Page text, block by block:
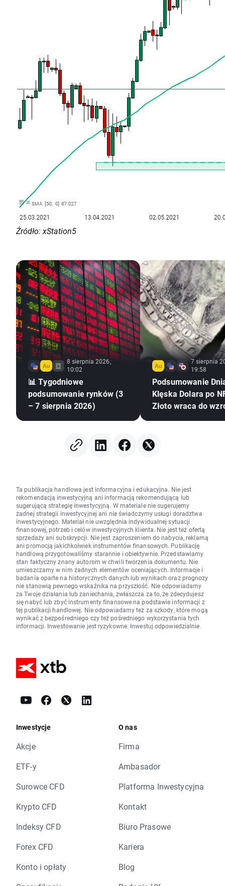
Źródło: xStation5
8 sierpnia 2026,
10:02
📊 Tygodniowe
podsumowanie rynków (3
– 7 sierpnia 2026)
7 sierpnia
19:58
Podsumowanie
Klęska Dolara po
Złoto wraca do
Ta publikacja handlowa jest informacyjna i edukacyjna. Nie jest
rekomendacją inwestycyjną ani informacją rekomendującą lub
sugerującą strategię inwestycyjną. W materiale nie sugerujemy
żadnej strategii inwestycyjnej ani nie świadczymy usługi doradztwa
inwestycyjnego. Materiał nie uwzględnia indywidualnej sytuacji
finansowej, potrzeb i celów inwestycyjnych klienta. Nie jest też ofertą
sprzedaży ani subskrypcji. Nie jest zaproszeniem do nabycia, reklamą
ani promocją jakichkolwiek instrumentów finansowych. Publikację
handlową przygotowaliśmy starannie i obiektywnie. Przedstawiamy
stan faktyczny znany autorom w chwili tworzenia dokumentu. Nie
umieszczamy w nim żadnych elementów oceniających. Informacje i
badania oparte na historycznych danych lub wynikach oraz prognozy
nie stanowią pewnego wskaźnika na przyszłość. Nie odpowiadamy
za Twoje działania lub zaniechania, zwłaszcza za to, że zdecydujesz
się nabyć lub zbyć instrumenty finansowe na podstawie informacji z
tej publikacji handlowej. Nie odpowiadamy też za szkody, które mogą
wynikać z bezpośredniego czy też pośredniego wykorzystania tych
informacji. Inwestowanie jest ryzykowne. Inwestuj odpowiedzialnie.
Inwestycje
Akcje
ETF-y
Surowce CFD
Krypto CFD
Indeksy CFD
Forex CFD
Konto i opłaty
O nas
Firma
Ambasador
Platforma Inwestycyjna
Kontakt
Biuro Prasowe
Kariera
Blog